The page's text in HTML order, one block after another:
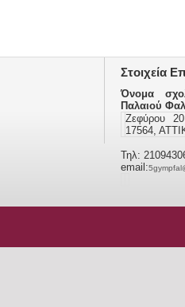
Στοιχεία
Όνομα
Παλαιού
Ζεφύρου
17564,
Τηλ:
email: